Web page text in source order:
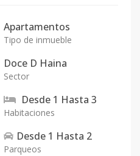
Apartamentos
Tipo de inmueble
Doce D Haina
Sector
Desde 1 Hasta 3
Habitaciones
Desde 1 Hasta 2
Parqueos